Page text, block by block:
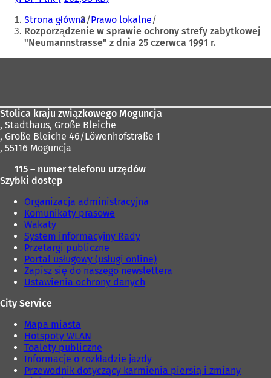
Jesteś
tutaj:
Strona główna Prawo lokalne
Rozporządzenie w sprawie ochrony strefy zabytkowej
"Neumannstrasse" z dnia 25 czerwca 1991 r.
Stolica kraju związkowego Moguncja
, Stadthaus, Große Bleiche
, Große Bleiche 46/Löwenhofstraße 1
, 55116 Moguncja
115 – numer telefonu urzędów
Szybki dostęp
Organizacja administracyjna
Komunikaty prasowe
Wakaty
System informacyjny Rady
Przetargi publiczne
Portal usługowy (usługi online)
Zapisz się do naszego newslettera
Ustawienia ochrony danych
City Service
Mapa miasta
Hotspoty WLAN
Toalety publiczne
Informacje o rozkładzie jazdy
Przewodnik dotyczący karmienia piersią i zmiany